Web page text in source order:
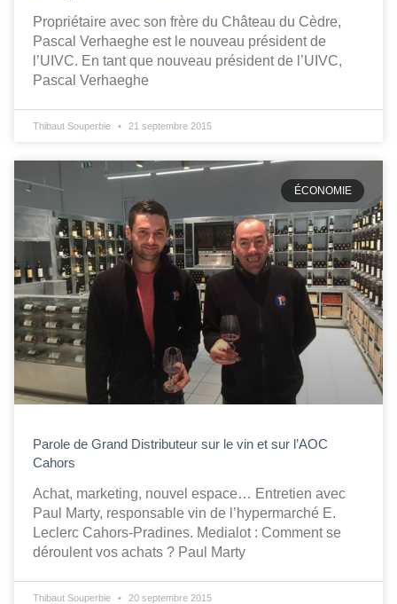
Propriétaire avec son frère du Château du Cèdre,
Pascal Verhaeghe est le nouveau président de
l’UIVC. En tant que nouveau président de l’UIVC,
Pascal Verhaeghe
Thibaut Souperbie 21 septembre 2015
ÉCONOMIE
Parole de Grand Distributeur sur le vin et sur l’AOC
Cahors
Achat, marketing, nouvel espace… Entretien avec
Paul Marty, responsable vin de l’hypermarché E.
Leclerc Cahors-Pradines. Medialot : Comment se
déroulent vos achats ? Paul Marty
Thibaut Souperbie 20 septembre 2015